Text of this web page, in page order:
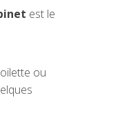
est le
ou